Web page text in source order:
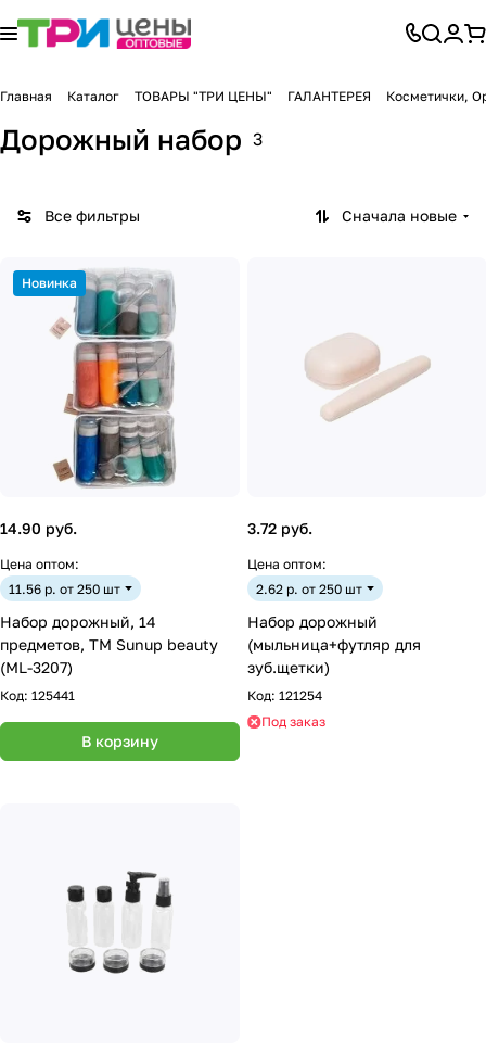
Главная Каталог ТОВАРЫ "ТРИ ЦЕНЫ" ГАЛАНТЕРЕЯ Косметички,
Дорожный набор 3
Все фильтры Сначала новые
Новинка
14.90 руб.
Цена оптом:
11.56 р. от 250 шт
Набор дорожный, 14
предметов, ТМ Sunup beauty
(ML-3207)
Код: 125441
В корзину
3.72 руб.
Цена оптом:
2.62 р. от 250 шт
Набор дорожный
(мыльница+футляр для
зуб.щетки)
Код: 121254
Под заказ